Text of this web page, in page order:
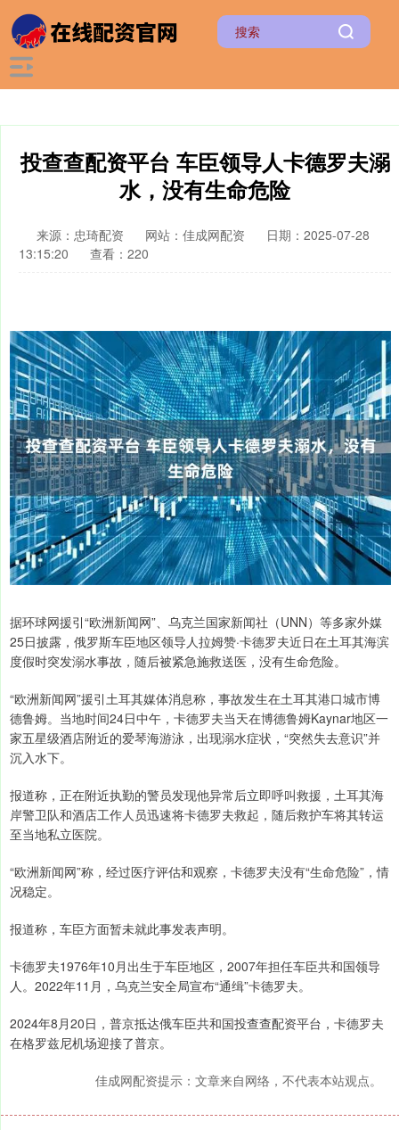
投查查配资平台 车臣领导人卡德罗夫溺
水，没有生命危险
来源：忠琦配资 网站：佳成网配资
日期：2025-07-28
13:15:20
查看：220
据环球网援引“欧洲新闻网”、乌克兰国家新闻社（UNN）等多家外媒
25日披露，俄罗斯车臣地区领导人拉姆赞·卡德罗夫近日在土耳其海滨
度假时突发溺水事故，随后被紧急施救送医，没有生命危险。
“欧洲新闻网”援引土耳其媒体消息称，事故发生在土耳其港口城市博
德鲁姆。当地时间24日中午，卡德罗夫当天在博德鲁姆Kaynar地区一
家五星级酒店附近的爱琴海游泳，出现溺水症状，“突然失去意识”并
沉入水下。
报道称，正在附近执勤的警员发现他异常后立即呼叫救援，土耳其海
岸警卫队和酒店工作人员迅速将卡德罗夫救起，随后救护车将其转运
至当地私立医院。
“欧洲新闻网”称，经过医疗评估和观察，卡德罗夫没有“生命危险”，情
况稳定。
报道称，车臣方面暂未就此事发表声明。
卡德罗夫1976年10月出生于车臣地区，2007年担任车臣共和国领导
人。2022年11月，乌克兰安全局宣布“通缉”卡德罗夫。
2024年8月20日，普京抵达俄车臣共和国投查查配资平台，卡德罗夫
在格罗兹尼机场迎接了普京。
佳成网配资提示：文章来自网络，不代表本站观点。